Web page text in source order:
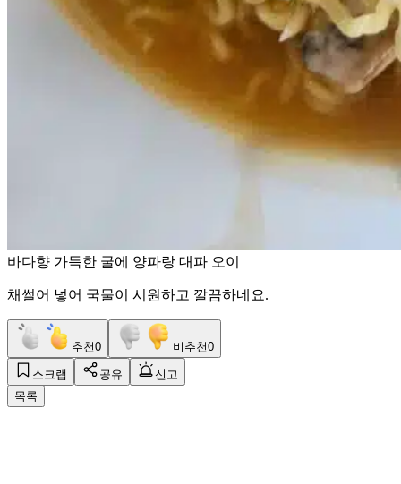
바다향 가득한 굴에 양파랑 대파 오이
채썰어 넣어 국물이 시원하고 깔끔하네요.
추천0 비추천0
스크랩 공유
신고
목록